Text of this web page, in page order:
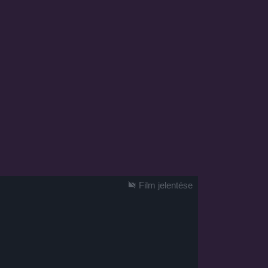
Film jelentése